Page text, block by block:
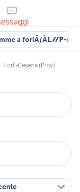
a forlÃƒÂ¬-
Forlì-Cesena (Prov)